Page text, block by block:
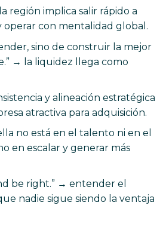
región implica salir rápido a
operar con mentalidad global.
sino de construir la mejor
→ la liquidez llega como
y alineación estratégica
atractiva para adquisición.
no está en el talento ni en el
en escalar y generar más
be right.” → entender el
nadie sigue siendo la ventaja